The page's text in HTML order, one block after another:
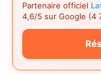
Partenaire officiel
4,6/5 sur Google (4